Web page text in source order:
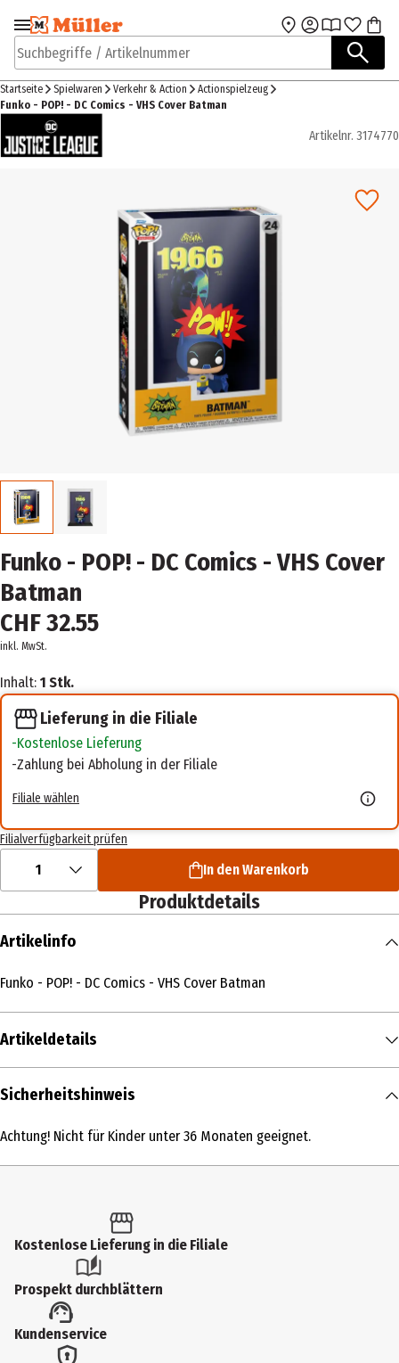
Zur Navigation
springen
Zum Hauptinhalt
Suchbegriffe / Artikelnummer
Startseite Spielwaren Verkehr & Action
Actionspielzeug
Funko - POP! - DC Comics - VHS Cover Batman
Artikelnr. 3174770
Funko - POP! - DC Comics - VHS Cover
Batman
CHF 32.55
inkl. MwSt.
Inhalt: 1 Stk.
Lieferung in die Filiale
Kostenlose Lieferung
Zahlung bei Abholung in der Filiale
Filiale wählen
Filialverfügbarkeit prüfen
1 In den Warenkorb
Produktdetails
Artikelinfo
Funko - POP! - DC Comics - VHS Cover Batman
Artikeldetails
Inhalt
Produkttyp
6 Jahre
Artikelnummer des Herstellers
92471
Lizenz (spw)
Sicherheitshinweis
Achtung! Nicht für Kinder unter 36 Monaten geeignet.
Kostenlose Lieferung in die Filiale
Prospekt durchblättern
Kundenservice